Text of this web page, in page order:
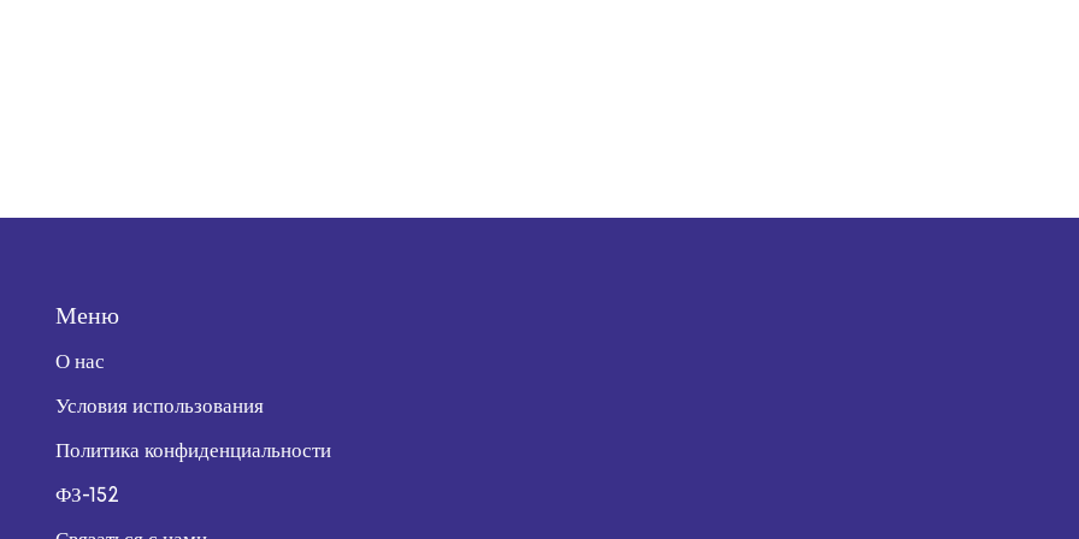
Меню
О нас
Условия использования
Политика конфиденциальности
ФЗ-152